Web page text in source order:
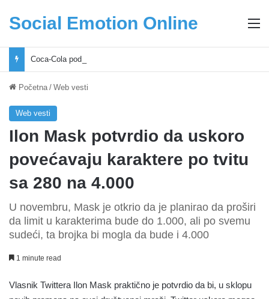
Social Emotion Online
Početna / Web vesti
Web vesti
Ilon Mask potvrdio da uskoro
povećavaju karaktere po tvitu
sa 280 na 4.000
U novembru, Mask je otkrio da je planirao da proširi
da limit u karakterima bude do 1.000, ali po svemu
sudeći, ta brojka bi mogla da bude i 4.000
1 minute read
Vlasnik Twittera Ilon Mask praktično je potvrdio da bi, u sklopu